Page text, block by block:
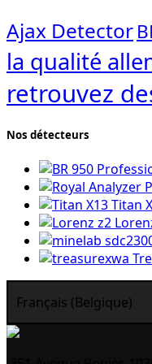
Ajax Detector
la qualité
retrouvez
Nos détecteurs
Titan
Français (Belgique)